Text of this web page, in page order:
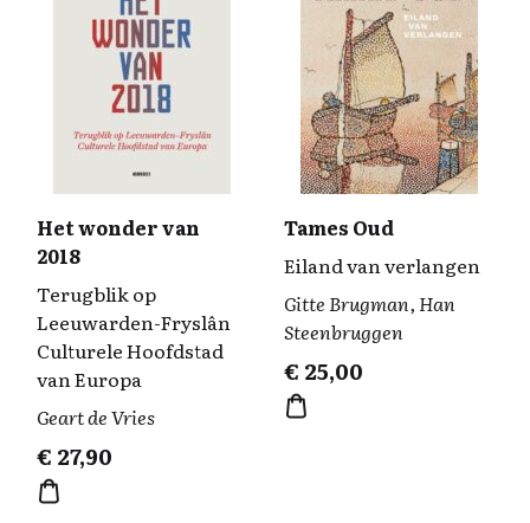
Het wonder van
2018
Terugblik op
Leeuwarden-Fryslân
Culturele Hoofdstad
van Europa
Geart de Vries
€ 27,90
Tames Oud
Eiland van verlangen
Gitte Brugman, Han
Steenbruggen
€ 25,00